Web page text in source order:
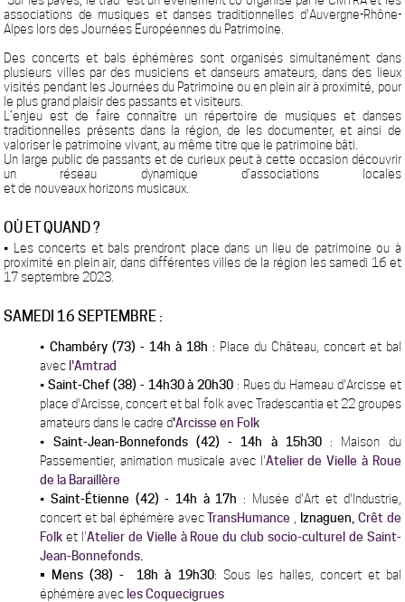
associations de musiques et danses traditionnelles d'Auvergne-Rhône-
Alpes lors des Journées Européennes du Patrimoine.
Des concerts et bals éphémères sont organisés simultanément dans
plusieurs villes par des musiciens et danseurs amateurs,dans des lieux
visités pendant les Journées du Patrimoine ou en plein air à proximité , pour
le plus grand plaisir des passants et visiteurs.
L’enjeu est de faire connaître un répertoire de musiques et danses
traditionnelles présents dans la région, de les documenter, et ainsi de
valoriser le patrimoine vivant, au même titre que le patrimoine bâti.
Un large public de passants et de curieux peut à cette occasion découvrir
un réseau dynamique d’associations locales
et de nouveaux horizons musicaux.
OÙ ET QUAND ?
• Les concerts et bals prendront place dans un lieu de patrimoine ou à
proximité en plein air, dans différentes villes de la région les samedi 16 et
17 septembre 2023.
SAMEDI 16 SEPTEMBRE :
• Chambéry (73) - 14h à 18h : Place du Château, concert et bal
avec l'Amtrad
•Saint-Chef (38) - 14h30 à 20h30 : Rues du Hameau d'Arcisse et
place d'Arcisse, concert et bal folk avec Tradescantia et 22 groupes
amateurs dans le cadre d'Arcisse en Folk
• Saint-Jean-Bonnefonds (42) - 14h à 15h30: Maison du
Passementier, animation musicale avec l'Atelier de Vielle à Roue
de la Baraillère
•Saint-Étienne (42) - 14h à 17h : Musée d'Art et d'Industrie,
concert et bal éphémère avecTransHumance Iznaguen, Crêt de
Folk et l'Atelier de Vielle à Roue du club socio-culturel de Saint-
Jean-Bonnefonds
• Mens (38) - 18h à 19h30: Sous les halles, concert et bal
éphémère avec les Coquecigrues